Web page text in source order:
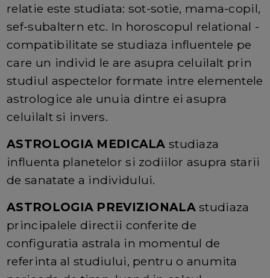
relatie este studiata: sot-sotie, mama-copil,
sef-subaltern etc. In horoscopul relational -
compatibilitate se studiaza influentele pe
care un individ le are asupra celuilalt prin
studiul aspectelor formate intre elementele
astrologice ale unuia dintre ei asupra
celuilalt si invers.
ASTROLOGIA MEDICALA studiaza
influenta planetelor si zodiilor asupra starii
de sanatate a individului.
ASTROLOGIA PREVIZIONALAstudiaza
principalele directii conferite de
configuratia astrala in momentul de
referinta al studiului, pentru o anumita